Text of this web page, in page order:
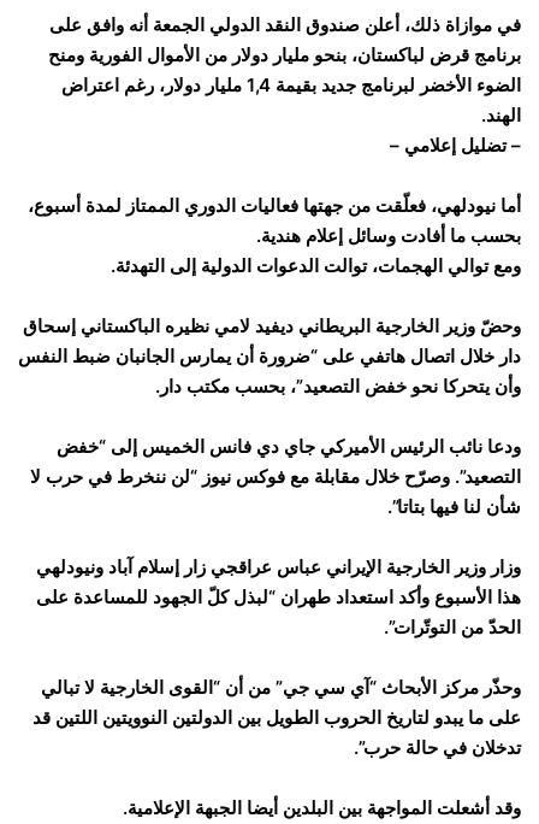
في موازاة ذلك، أعلن صندوق النقد الدولي الجمعة أنه وافق على
برنامج قرض لباكستان، بنحو مليار دولار من الأموال الفورية ومنح
الضوء الأخضر لبرنامج جديد بقيمة 1,4 مليار دولار، رغم اعتراض
الهند.
– تضليل إعلامي –
أما نيودلهي، فعلّقت من جهتها فعاليات الدوري الممتاز لمدة أسبوع،
بحسب ما أفادت وسائل إعلام هندية.
ومع توالي الهجمات، توالت الدعوات الدولية إلى التهدئة.
وحضّ وزير الخارجية البريطاني ديفيد لامي نظيره الباكستاني إسحاق
دار خلال اتصال هاتفي على “ضرورة أن يمارس الجانبان ضبط النفس
وأن يتحركا نحو خفض التصعيد”، بحسب مكتب دار.
ودعا نائب الرئيس الأميركي جاي دي فانس الخميس إلى “خفض
التصعيد”. وصرّح خلال مقابلة مع فوكس نيوز “لن ننخرط في حرب لا
شأن لنا فيها بتاتا”.
وزار وزير الخارجية الإيراني عباس عراقجي زار إسلام آباد ونيودلهي
هذا الأسبوع وأكد استعداد طهران “لبذل كلّ الجهود للمساعدة على
الحدّ من التوتّرات”.
وحذّر مركز الأبحاث “آي سي جي” من أن “القوى الخارجية لا تبالي
على ما يبدو لتاريخ الحروب الطويل بين الدولتين النوويتين اللتين قد
تدخلان في حالة حرب”.
وقد أشعلت المواجهة بين البلدين أيضا الجبهة الإعلامية.